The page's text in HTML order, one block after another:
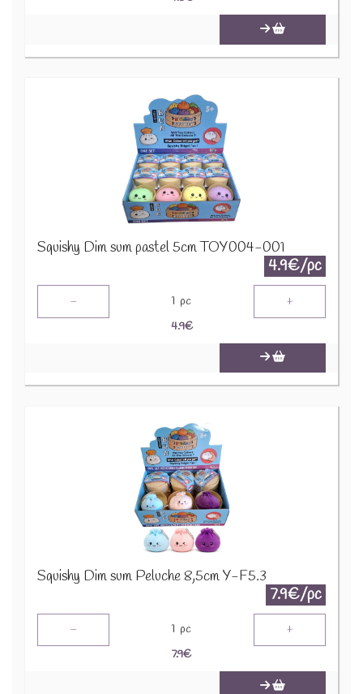
Squishy Dim sum pastel 5cm TOY004-001
4.9€/pc
- 1 pc +
4.9€
Squishy Dim sum Peluche 8,5cm Y-F5.3
7.9€/pc
- 1 pc +
7.9€